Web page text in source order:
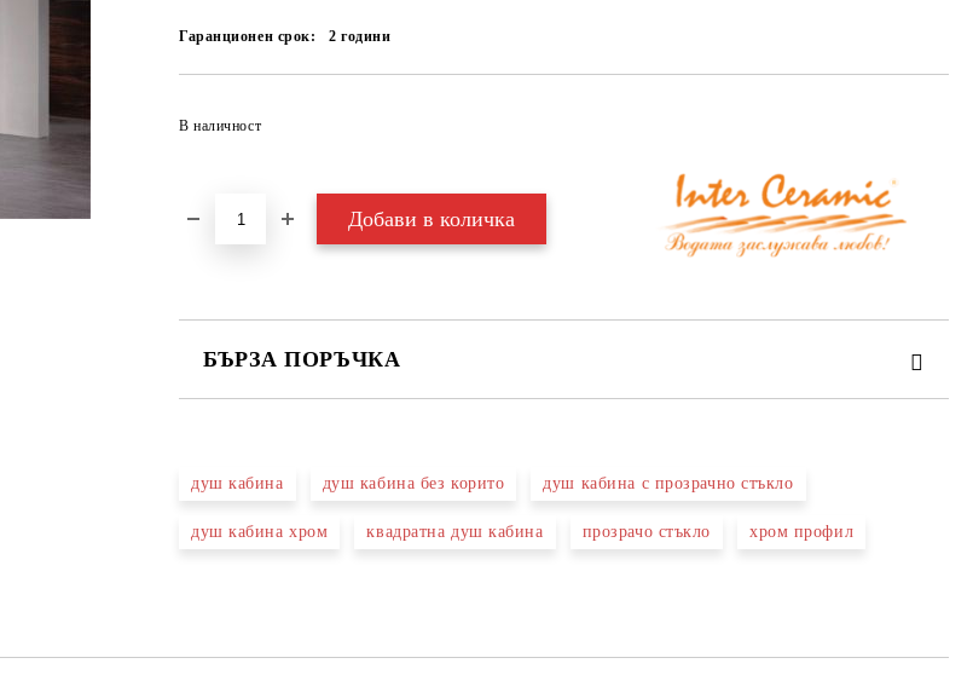
Гаранционен срок: 2години
В наличност
БЪРЗА ПОРЪЧКА
Съгласен съм с Политиката за лични данни
душ кабина душ кабина без корито душ кабина с прозрачно стъкло
душ кабина хром квадратна душ кабина прозрачо стъкло хром профил